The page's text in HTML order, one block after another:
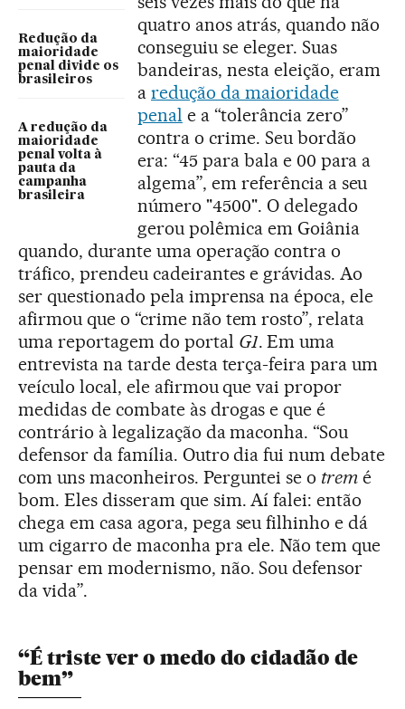
Redução da
maioridade
penal divide os
brasileiros
A redução da
maioridade
penal volta à
pauta da
campanha
brasileira
quatro anos atrás, quando não
conseguiu se eleger. Suas
bandeiras, nesta eleição, eram
a redução da maioridade
penal e a “tolerância zero”
contra o crime. Seu bordão
era: “45 para bala e 00 para a
algema”, em referência a seu
número "4500". O delegado
gerou polêmica em Goiânia
quando, durante uma operação contra o
tráfico, prendeu cadeirantes e grávidas. Ao
ser questionado pela imprensa na época, ele
afirmou que o “crime não tem rosto”, relata
uma reportagem do portal G1. Em uma
entrevista na tarde desta terça-feira para um
veículo local, ele afirmou que vai propor
medidas de combate às drogas e que é
contrário à legalização da maconha. “Sou
defensor da família. Outro dia fui num debate
com uns maconheiros. Perguntei se o trem é
bom. Eles disseram que sim. Aí falei: então
chega em casa agora, pega seu filhinho e dá
um cigarro de maconha pra ele. Não tem que
pensar em modernismo, não. Sou defensor
da vida”.
“É triste ver o medo do cidadão de
bem”